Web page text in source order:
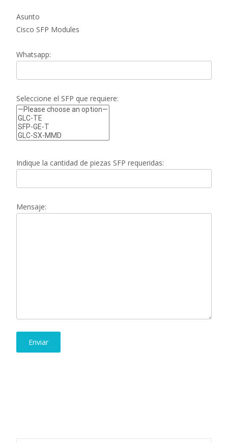
Asunto
Cisco SFP Modules
Whatsapp:
Seleccione el SFP que requiere:
Indique la cantidad de piezas SFP requeridas:
Mensaje: